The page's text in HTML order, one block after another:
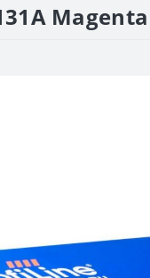
Magenta